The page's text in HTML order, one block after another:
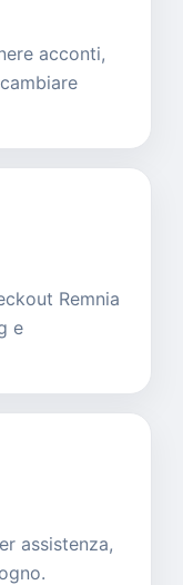
acconti,
Remnia
e
assistenza,